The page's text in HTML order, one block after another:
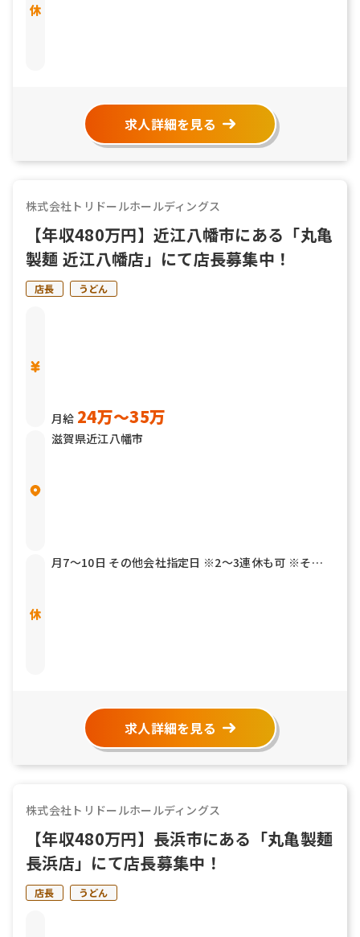
求人詳細を見る
株式会社トリドールホールディングス
【年収480万円】近江八幡市にある「丸亀
製麺 近江八幡店」にて店長募集中！
店長 うどん
月給 24万〜35万
滋賀県近江八幡市
月7～10日 その他会社指定日 ※2～3連休も可 ※その
求人詳細を見る
株式会社トリドールホールディングス
【年収480万円】長浜市にある「丸亀製麺
長浜店」にて店長募集中！
店長 うどん